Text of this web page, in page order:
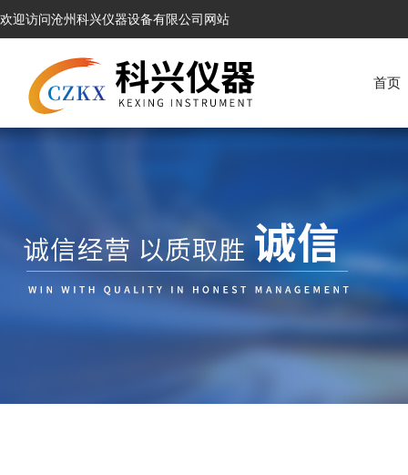
欢迎访问沧州科兴仪器设备有限公司网站
首页